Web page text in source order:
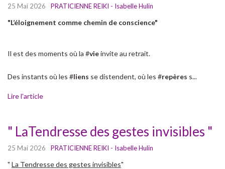
25 Mai 2026 PRATICIENNE REIKI - Isabelle Hulin
"L’éloignement comme chemin de conscience"
Il est des moments où la #vieinvite au retrait.
Des instants où les #liens se distendent, où les #repères s...
Lire l'article
" LaTendresse des gestes invisibles "
25 Mai 2026 PRATICIENNE REIKI - Isabelle Hulin
" La Tendresse des gestes invisibles"